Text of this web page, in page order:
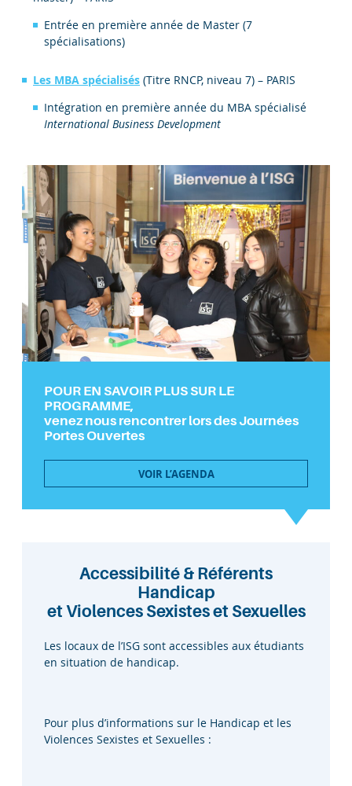
Entrée en première année de Master (7
spécialisations)
Les MBA spécialisés (Titre RNCP, niveau 7) – PARIS
Intégration en première année du MBA spécialisé
International Business Development
POUR EN SAVOIR PLUS SUR LE
PROGRAMME,
venez nous rencontrer lors des Journées
Portes Ouvertes
VOIR L’AGENDA
Accessibilité & Référents
Handicap
et Violences Sexistes et Sexuelles
Les locaux de l’ISG sont accessibles aux étudiants
en situation de handicap.
Pour plus d’informations sur le Handicap et les
Violences Sexistes et Sexuelles :